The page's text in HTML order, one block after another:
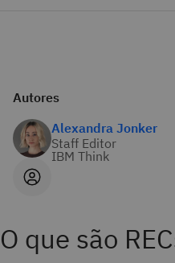
Autores
Alexandra Jonker
Staff Editor
IBM Think
O que são